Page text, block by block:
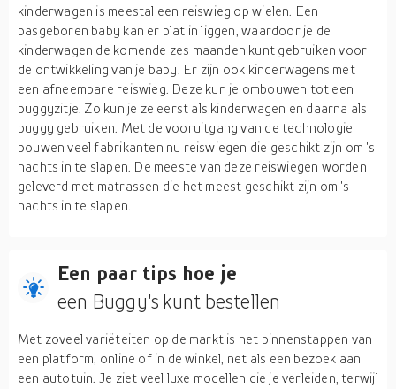
kinderwagen is meestal een reiswieg op wielen. Een
pasgeboren baby kan er plat in liggen, waardoor je de
kinderwagen de komende zes maanden kunt gebruiken voor
de ontwikkeling van je baby. Er zijn ook kinderwagens met
een afneembare reiswieg. Deze kun je ombouwen tot een
buggyzitje. Zo kun je ze eerst als kinderwagen en daarna als
buggy gebruiken. Met de vooruitgang van de technologie
bouwen veel fabrikanten nu reiswiegen die geschikt zijn om 's
nachts in te slapen. De meeste van deze reiswiegen worden
geleverd met matrassen die het meest geschikt zijn om 's
nachts in te slapen.
Een paar tips hoe je
een Buggy's kunt bestellen
Met zoveel variëteiten op de markt is het binnenstappen van
een platform, online of in de winkel, net als een bezoek aan
een autotuin. Je ziet veel luxe modellen die je verleiden, terwijl